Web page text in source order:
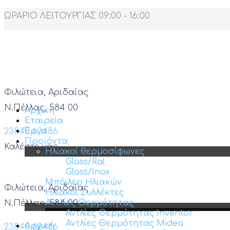
ΩΡΑΡΙΟ ΛΕΙΤΟΥΡΓΙΑΣ 09:00 - 16:00
Φιλώτεια, Αριδαίας
Ν.Πέλλας, 584 00
23840 62486
Καλέστε μας
Αρχική
Εταιρεία
Έργα
Προϊόντα
Ηλιακοί θερμοσίφωνες
Glass/Ral
Glass/Inox
Μπόιλερ Ηλιακών
Ηλιακοί Συλλέκτες
Αντλίες Θερμότητας
Αντλίες Θερμότητας Inventor
Αντλίες Θερμότητας Midea
Φιλώτεια, Αριδαίας
Ν.Πέλλας, 584 00
23840 62486
Αρχική